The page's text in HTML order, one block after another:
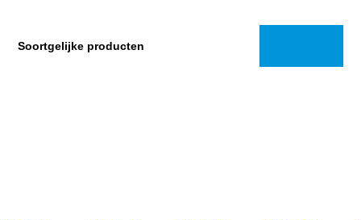
Soortgelijke producten